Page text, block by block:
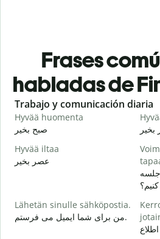
Frases
habladas de
Slide 1 of 6
Trabajo y comunicación diaria
Hyvää huomenta
صبح بخیر
Hyvää iltaa
عصر بخیر
جلسه
Lähetän sinulle sähköpostia.
من برای شما ایمیل می فرستم.